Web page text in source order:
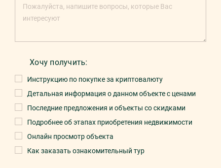
Хочу получить:
Инструкцию по покупке за криптовалюту
Детальная информация о данном объекте с ценами
Последние предложения и объекты со скидками
Подробнее об этапах приобретения недвижимости
Онлайн просмотр объекта
Как заказать ознакомительный тур